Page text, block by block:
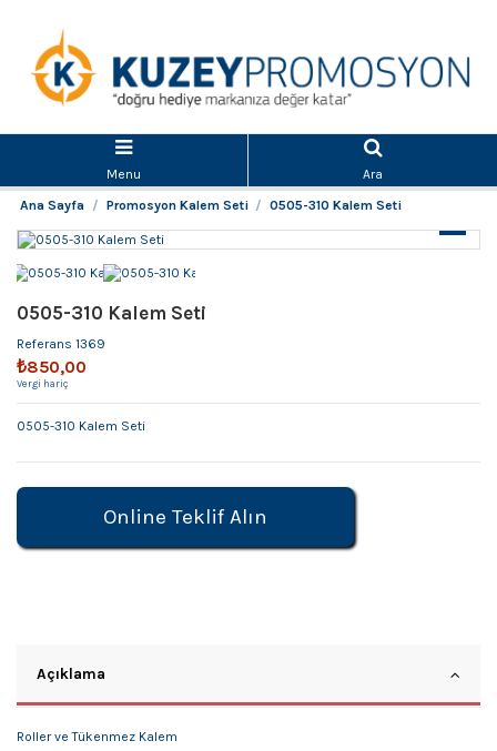
Menu
Ara
Ana Sayfa
Promosyon Kalem Seti 0505-310 Kalem Seti
0505-310 Kalem Seti
Referans 1369
₺850,00
Vergi hariç
0505-310 Kalem Seti
Online Teklif Alın
Açıklama
Roller ve Tükenmez Kalem